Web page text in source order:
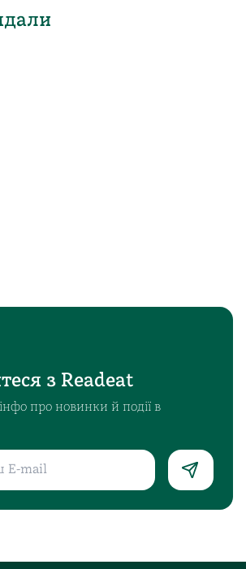
з Readeat
про новинки й події в